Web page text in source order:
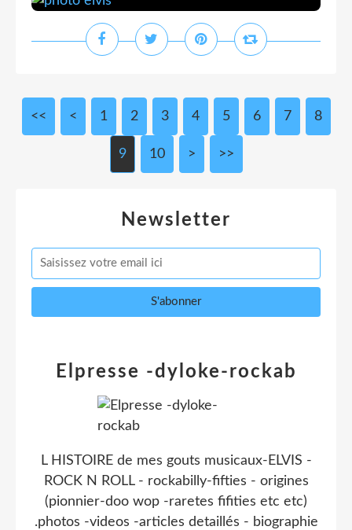
<< < 1 2 3 4 5 6 7 8
9 10 > >>
Newsletter
Elpresse -dyloke-rockab
L HISTOIRE de mes gouts musicaux-ELVIS -
ROCK N ROLL - rockabilly-fifties - origines
(pionnier-doo wop -raretes fifities etc etc)
.photos -videos -articles detaillés - biographie